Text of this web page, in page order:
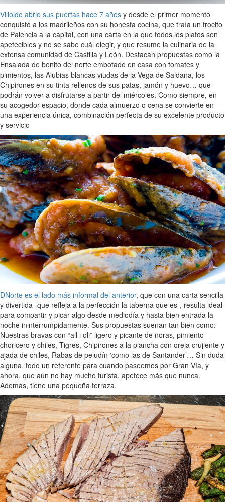
Villoldo abrió sus puertas hace 7 años y desde el primer momento
conquistó a los madrileños con su honesta cocina, que traía un trocito
de Palencia a la capital, con una carta en la que todos los platos son
apetecibles y no se sabe cuál elegir, y que resume la culinaria de la
extensa comunidad de Castilla y León. Destacan propuestas como la
Ensalada de bonito del norte embotado en casa con tomates y
pimientos, las Alubias blancas viudas de la Vega de Saldaña, los
Chipirones en su tinta rellenos de sus patas, jamón y huevo… que
podrán volver a disfrutarse a partir del miércoles. Como siempre, en
su acogedor espacio, donde cada almuerzo o cena se convierte en
una experiencia única, combinación perfecta de su excelente producto
y servicio
DNorte es el lado más informal del anterior, que con una carta sencilla
y divertida -que refleja a la perfección la taberna que es-, resulta ideal
para compartir y picar algo desde mediodía y hasta bien entrada la
noche ininterrumpidamente. Sus propuestas suenan tan bien como:
Nuestras bravas con “all i oli” ligero y picante de ñoras, pimiento
choricero y chiles, Tigres, Chipirones a la plancha con oreja crujiente y
ajada de chiles, Rabas de peludín ‘como las de Santander’… Sin duda
alguna, todo un referente para cuando paseemos por Gran Vía, y
ahora, que aún no hay mucho turista, apetece más que nunca.
Además, tiene una pequeña terraza.